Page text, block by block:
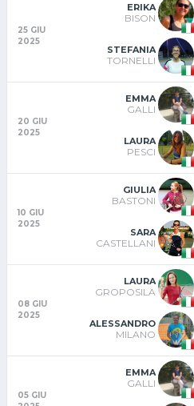
25 GIU
2025
ERIKA
BISON
STEFANIA
TORNELLI
20 GIU
2025
EMMA
GALLI
LAURA
PESCI
10 GIU
2025
GIULIA
BASTONI
SARA
CASTELLANI
08 GIU
2025
LAURA
GROPOSILA
ALESSANDRO
MILANO
05 GIU
EMMA
GALLI